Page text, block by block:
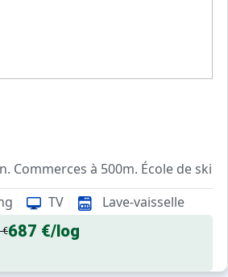
Commerces à 500m. École de ski
:Confortable et tout équipé.
TV Lave-vaisselle
€687 €/log